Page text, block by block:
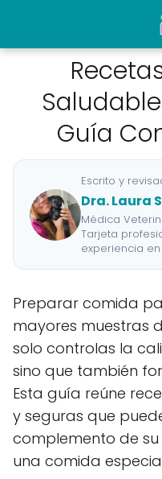
Guía
Escrito y
Dra. Laura
Médica
Tarjeta
experiencia
Preparar comida
mayores muestras
solo controlas la
sino que también
Esta guía reúne
y seguras que
complemento de
una comida